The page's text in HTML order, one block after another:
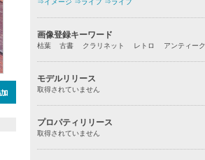
⇒イメージ ⇒ライフ ⇒ライフ
画像登録キーワード
枯葉 古書 クラリネット レトロ アンティーク
モデルリリース
取得されていません
プロパティリリース
取得されていません